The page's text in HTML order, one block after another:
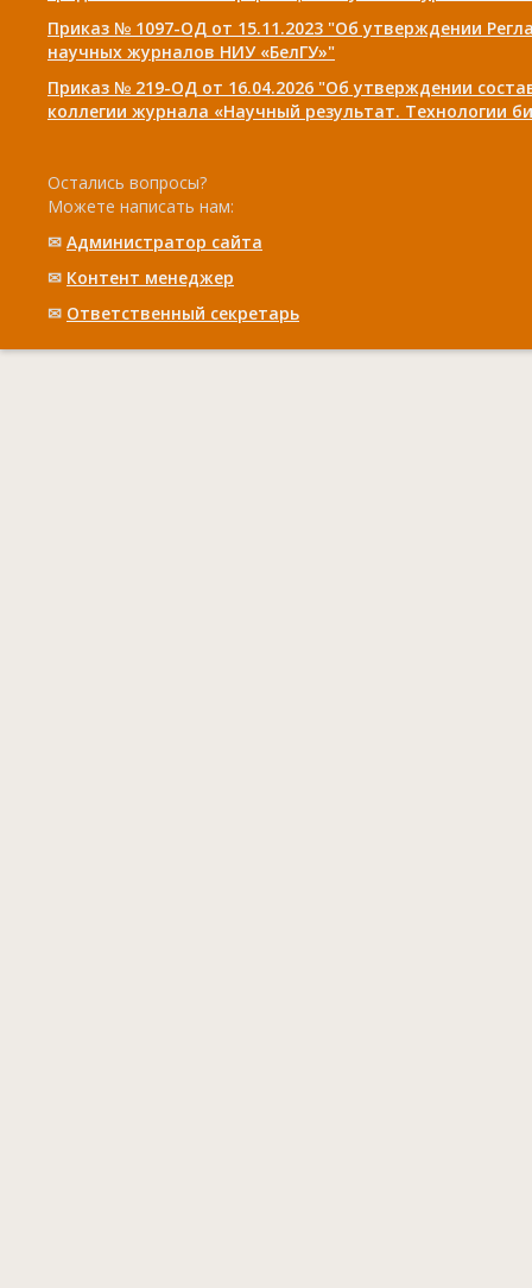
Приказ № 1097-ОД от 15.11.2023 "Об утверждении
научных журналов НИУ «БелГУ»"
Приказ № 219-ОД от 16.04.2026 "Об утверждении
коллегии журнала «Научный результат. Технологии
Остались вопросы?
Можете написать нам:
✉ Администратор сайта
✉ Контент менеджер
✉ Ответственный cекретарь